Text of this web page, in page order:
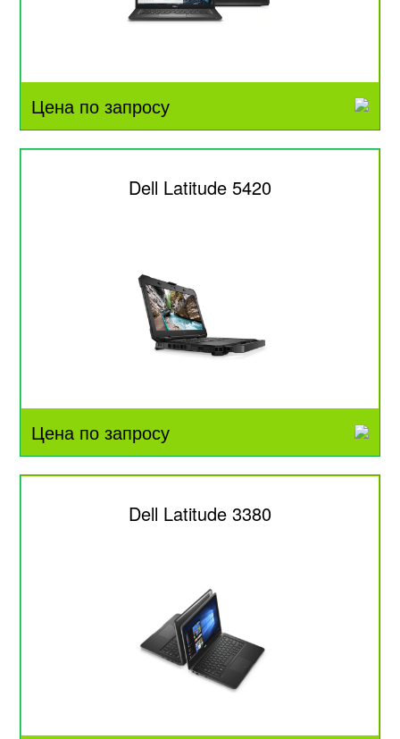
Цена по запросу
Dell Latitude 5420
Цена по запросу
Dell Latitude 3380